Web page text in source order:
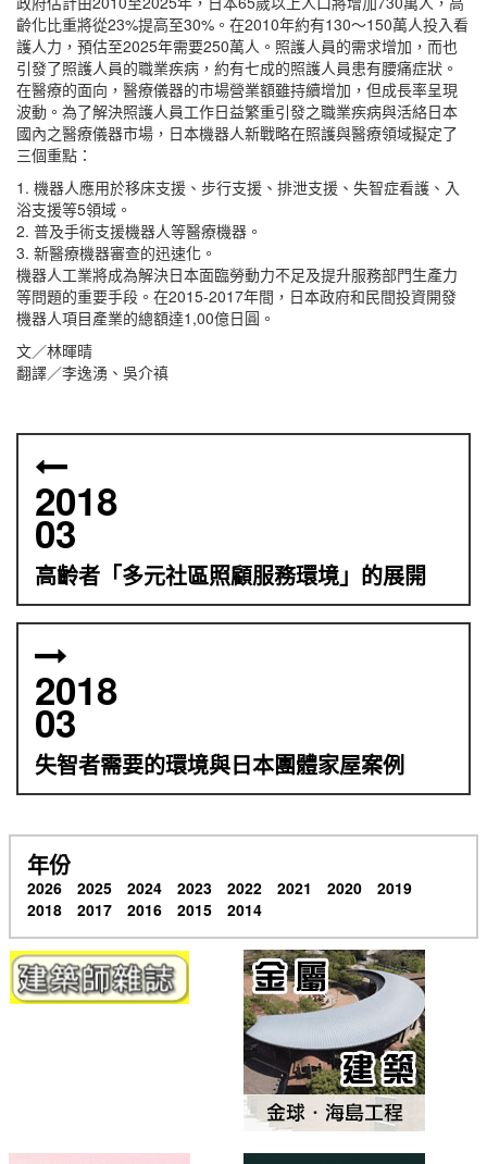
齡化比重將從23%提高至30%。在2010年約有130～150萬人投入看
護人力，預估至2025年需要250萬人。照護人員的需求增加，而也
引發了照護人員的職業疾病，約有七成的照護人員患有腰痛症狀。
在醫療的面向，醫療儀器的市場營業額雖持續增加，但成長率呈現
波動。為了解決照護人員工作日益繁重引發之職業疾病與活絡日本
國內之醫療儀器市場，日本機器人新戰略在照護與醫療領域擬定了
三個重點：
1. 機器人應用於移床支援、步行支援、排泄支援、失智症看護、入
浴支援等5領域。
2. 普及手術支援機器人等醫療機器。
3. 新醫療機器審查的迅速化。
機器人工業將成為解決日本面臨勞動力不足及提升服務部門生產力
等問題的重要手段。在2015-2017年間，日本政府和民間投資開發
機器人項目產業的總額達1,00億日圓。
文／林暉晴
翻譯／李逸湧、吳介禛
2018
03
高齡者「多元社區照顧服務環境」的展開
2018
03
失智者需要的環境與日本團體家屋案例
年份
2026 2025 2024 2023 2022 2021 2020
2019
2018
2017 2016 2015 2014